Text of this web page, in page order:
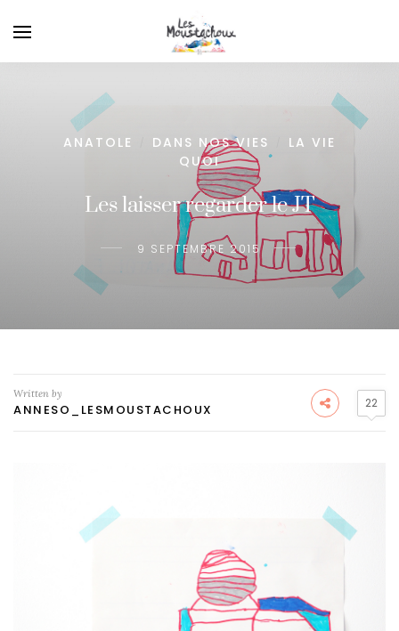
ANATOLE DANS NOS VIES
LA VIE
QUOI
Les laisser regarder le JT
9 SEPTEMBRE 2015
Written by
ANNESO_LESMOUSTACHOUX 22